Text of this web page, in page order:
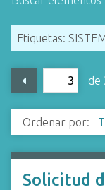
Etiquetas:
de
Ordenar por:
Solicitud